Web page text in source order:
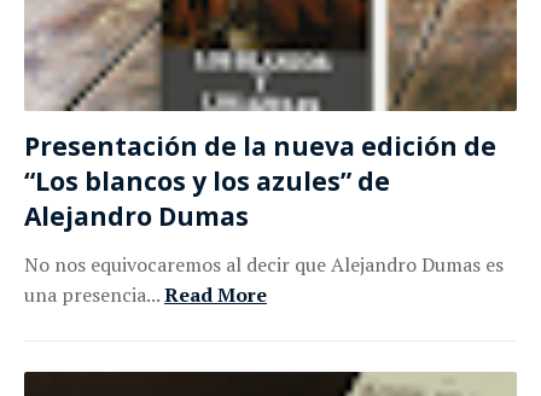
Presentación de la nueva edición de
“Los blancos y los azules” de
Alejandro Dumas
No nos equivocaremos al decir que Alejandro Dumas es
una presencia...Read More